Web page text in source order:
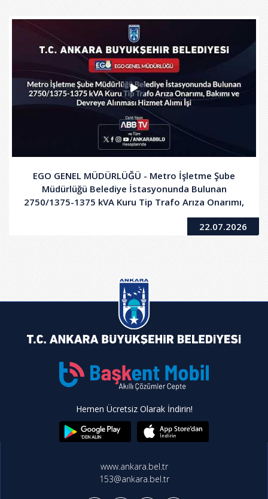
EGO GENEL MÜDÜRLÜĞÜ - Metro İşletme Şube
Müdürlüğü Belediye İstasyonunda Bulunan
2750/1375-1375 kVA Kuru Tip Trafo Arıza Onarımı,
Bakımı ve Devreye Alınması Hizmet Alımı İşi
22.07.2026
Hemen Ücretsiz Olarak İndirin!
www.ankara.bel.tr
153@ankara.bel.tr